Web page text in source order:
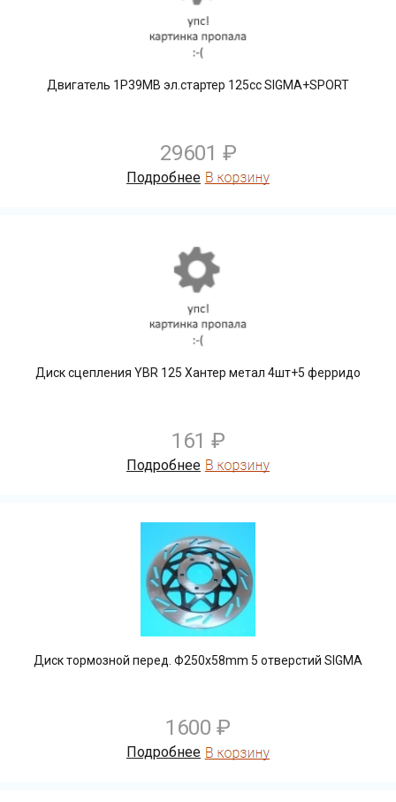
Двигатель 1Р39МВ эл.стартер 125сс SIGMA+SPORT
29601 ₽
Подробнее
Диск сцепления YBR 125 Хантер метал 4шт+5 ферридо
161 ₽
Подробнее
Диск тормозной перед. Ф250х58mm 5 отверстий SIGMA
1600 ₽
Подробнее